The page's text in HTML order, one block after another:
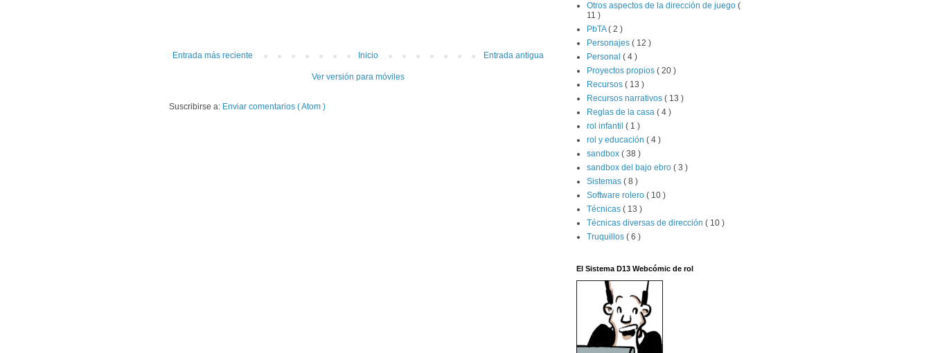
Entrada más reciente Entrada antigua
Inicio
Ver versión para móviles
Suscribirse a: Enviar comentarios ( Atom )
Otros aspectos de la dirección de juego (
11 )
PbTA( 2 )
Personajes ( 12 )
Personal ( 4 )
Proyectos propios ( 20 )
Recursos ( 13 )
Recursos narrativos ( 13 )
Reglas de la casa ( 4 )
rol infantil ( 1 )
rol y educación ( 4 )
sandbox ( 38 )
sandbox del bajo ebro ( 3 )
Sistemas ( 8 )
Software rolero ( 10 )
Técnicas ( 13 )
Técnicas diversas de dirección ( 10 )
Truquillos ( 6 )
El Sistema D13 Webcómic de rol